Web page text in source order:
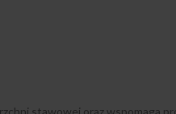
stawowej oraz